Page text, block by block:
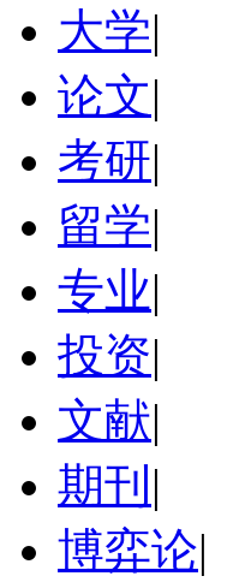
大学|
论文|
考研|
留学|
专业|
投资|
文献|
期刊 |
博弈论|